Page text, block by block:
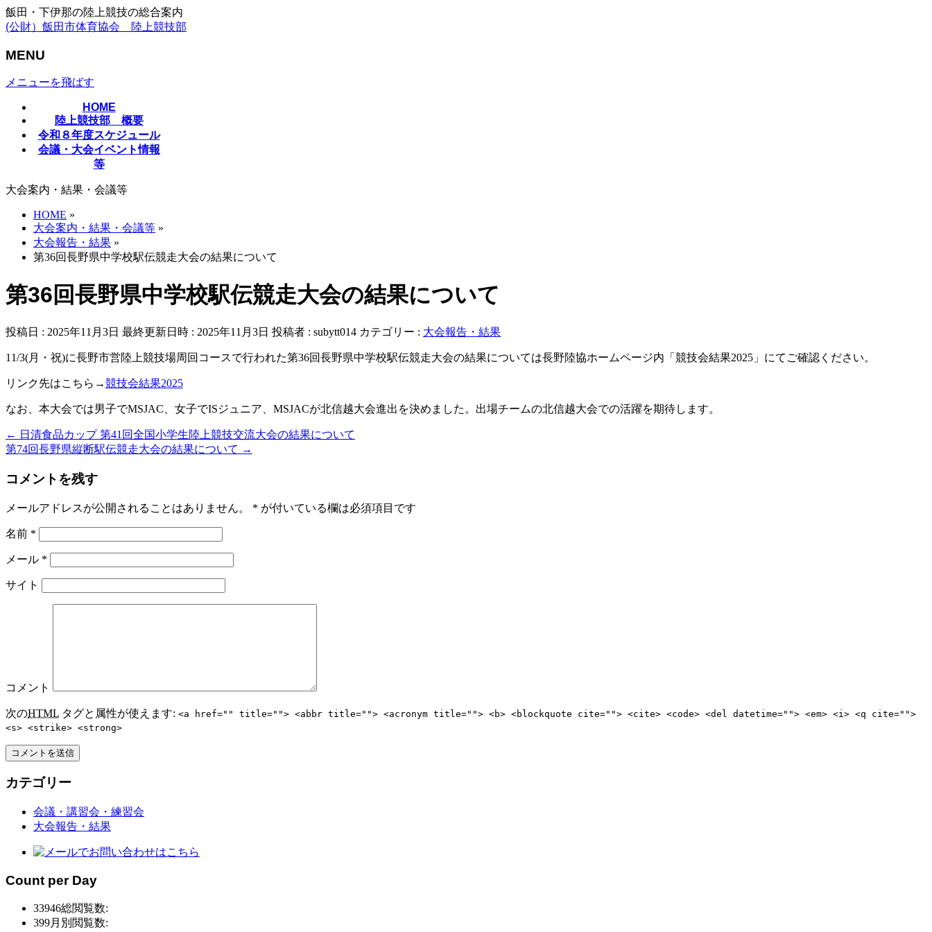
飯田・下伊那の陸上競技の総合案内
(公財）飯田市体育協会 陸上競技部
MENU
メニューを飛ばす
HOME
陸上競技部 概要
令和８年度スケジュール
会議・大会イベント情報
等
大会案内・結果・会議等
HOME »
大会案内・結果・会議等 »
大会報告・結果 »
第36回長野県中学校駅伝競走大会の結果について
第36回長野県中学校駅伝競走大会の結果について
投稿日 : 2025年11月3日 最終更新日時 : 2025年11月3日 投稿者 : subytt014 カテゴリー : 大会報告・結果
11/3(月・祝)に長野市営陸上競技場周回コースで行われた第36回長野県中学校駅伝競走大会の結果については長野陸協ホームページ内「競技会結果2025」にてご確認ください。
リンク先はこちら→競技会結果2025
なお、本大会では男子でMSJAC、女子でISジュニア、MSJACが北信越大会進出を決めました。出場チームの北信越大会での活躍を期待します。
← 日清食品カップ 第41回全国小学生陸上競技交流大会の結果について
第74回長野県縦断駅伝競走大会の結果について →
コメントを残す
メールアドレスが公開されることはありません。 * が付いている欄は必須項目です
名前 *
メール *
サイト
コメント
次のHTML タグと属性が使えます: <a href="" title=""> <abbr title=""> <acronym title=""> <b> <blockquote cite=""> <cite> <code> <del datetime=""> <em> <i> <q cite="">
<s> <strike> <strong>
カテゴリー
会議・講習会・練習会
大会報告・結果
Count per Day
33946総閲覧数:
399月別閲覧数: